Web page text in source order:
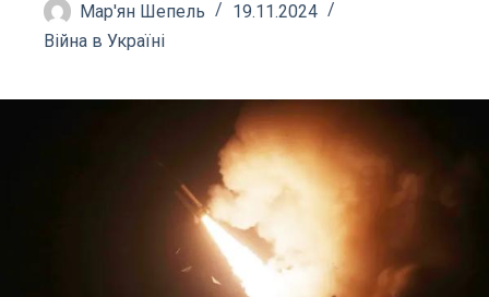
Мар'ян Шепель
19.11.2024
Війна в Україні